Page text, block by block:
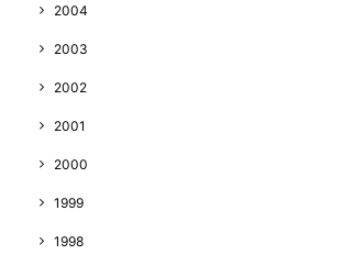
2004
2003
2002
2001
2000
1999
1998